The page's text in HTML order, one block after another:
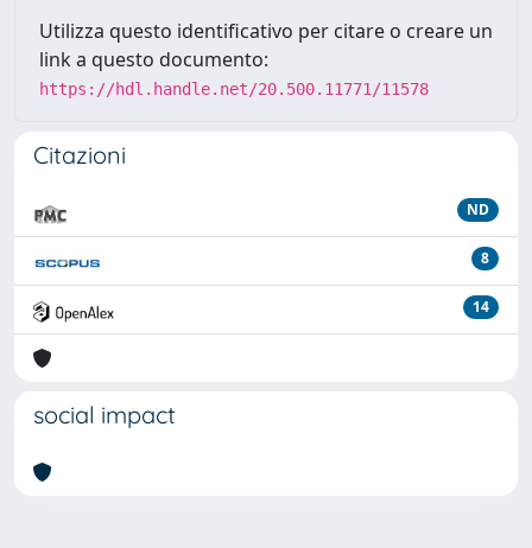
Utilizza questo identificativo per citare o creare un
link a questo documento:
https://hdl.handle.net/20.500.11771/11578
Citazioni
ND
8
14
social impact